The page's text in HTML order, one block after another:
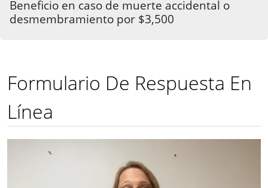
Beneficio en caso de muerte accidental o
desmembramiento por $3,500
Formulario De Respuesta En
Línea